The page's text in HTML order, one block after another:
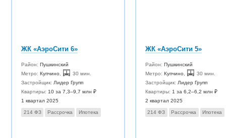
ЖК «АэроСити 6»
Район:Пушкинский
Метро: Купчино
30 мин.
Застройщик: Лидер Групп
Квартиры: 10 за 7,3–9,7 млн ₽
1 квартал 2025
214 ФЗ Рассрочка Ипотека
ЖК «АэроСити 5»
Район: Пушкинский
Метро: Купчино
30 мин.
Застройщик: Лидер Групп
Квартиры: 1 за 6,2–6,2 млн ₽
2 квартал 2025
214 ФЗ Рассрочка Ипотека